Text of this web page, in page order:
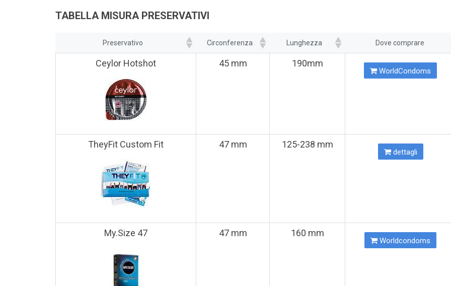
TABELLA MISURA PRESERVATIVI
Preservativo Circonferenza Lunghezza Dove comprare
Ceylor Hotshot 45 mm 190mm
WorldCondoms
TheyFit Custom Fit 47 mm 125-238 mm
dettagli
My.Size 47 47 mm 160 mm
Worldcondoms